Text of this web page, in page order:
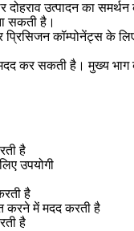
दोहराव उत्पादन का
सकती है।
कॉम्पोनेंट्स के
कर सकती है। मुख्य
है
उपयोगी
है
करने में मदद करती है
है